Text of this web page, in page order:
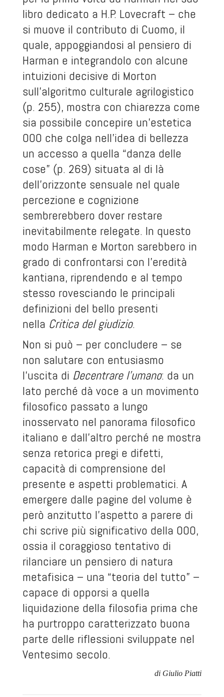
libro dedicato a H.P. Lovecraft – che
si muove il contributo di Cuomo, il
quale, appoggiandosi al pensiero di
Harman e integrandolo con alcune
intuizioni decisive di Morton
sull’algoritmo culturale agrilogistico
(p. 255), mostra con chiarezza come
sia possibile concepire un’estetica
OOO che colga nell’idea di bellezza
un accesso a quella “danza delle
cose” (p. 269) situata al di là
dell’orizzonte sensuale nel quale
percezione e cognizione
sembrerebbero dover restare
inevitabilmente relegate. In questo
modo Harman e Morton sarebbero in
grado di confrontarsi con l’eredità
kantiana, riprendendo e al tempo
stesso rovesciando le principali
definizioni del bello presenti
nella Critica del giudizio.
Non si può – per concludere – se
non salutare con entusiasmo
l’uscita di Decentrare l’umano: da un
lato perché dà voce a un movimento
filosofico passato a lungo
inosservato nel panorama filosofico
italiano e dall’altro perché ne mostra
senza retorica pregi e difetti,
capacità di comprensione del
presente e aspetti problematici. A
emergere dalle pagine del volume è
però anzitutto l’aspetto a parere di
chi scrive più significativo della OOO,
ossia il coraggioso tentativo di
rilanciare un pensiero di natura
metafisica – una “teoria del tutto” –
capace di opporsi a quella
liquidazione della filosofia prima che
ha purtroppo caratterizzato buona
parte delle riflessioni sviluppate nel
Ventesimo secolo.
di Giulio Piatti